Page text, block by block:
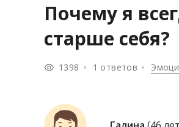
Почему я
старше себя?
1398 1 ответов